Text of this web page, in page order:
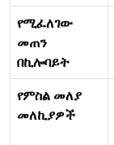
የሚፈለገው
መጠን
በኪሎባይት
የምስል መለያ
መለኪያዎች